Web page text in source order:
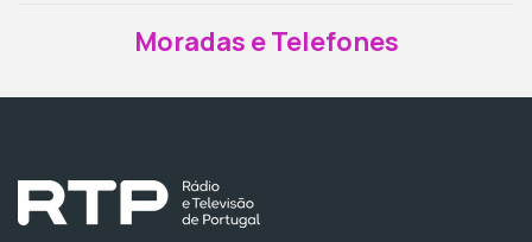
Moradas e Telefones